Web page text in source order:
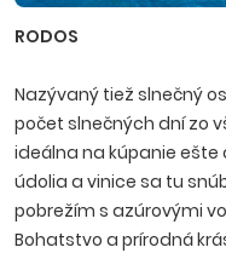
RODOS
Nazývaný tiež slnečný
počet slnečných dní zo
ideálna na kúpanie
údolia a vinice sa tu
pobrežím s azúrovými
Bohatstvo a prírodná